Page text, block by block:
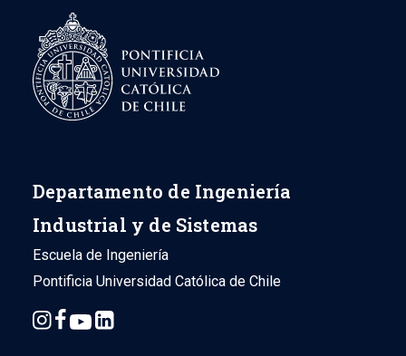
Departamento de Ingeniería
Industrial y de Sistemas
Escuela de Ingeniería
Pontificia Universidad Católica de Chile